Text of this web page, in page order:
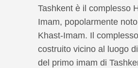
Tashkent è il complesso
Imam, popolarmente
Khast-Imam. Il
costruito vicino al luogo
del primo imam di